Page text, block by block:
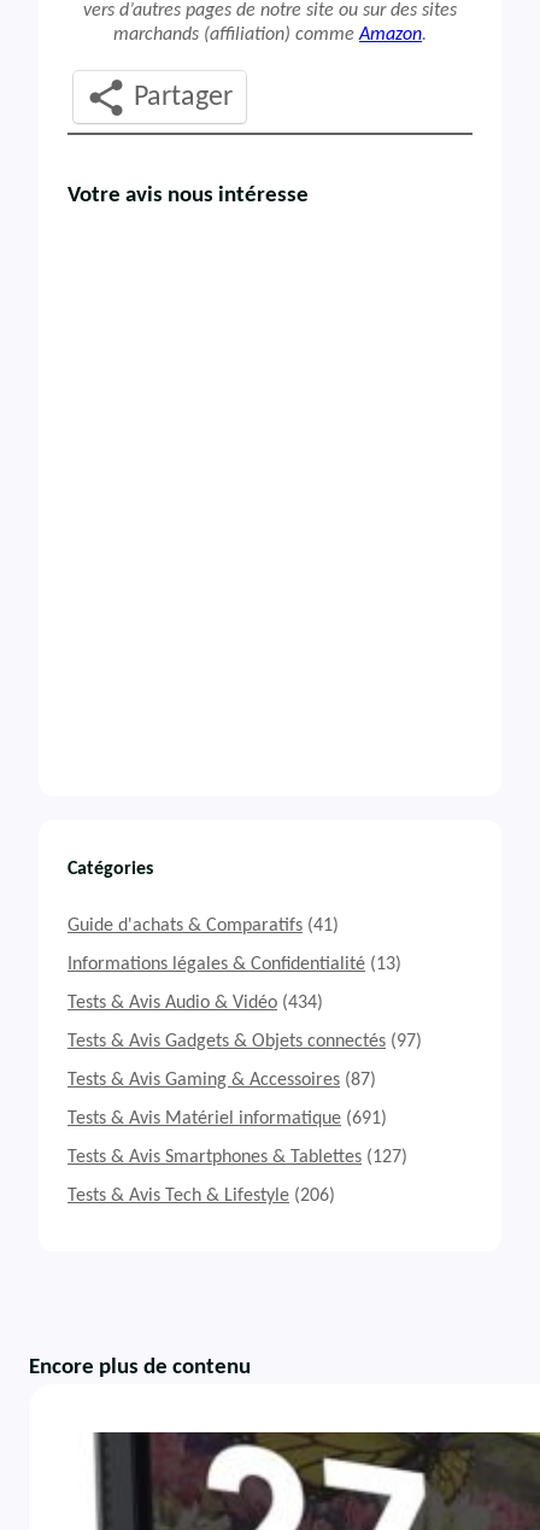
vers d’autres pages de notre site ou sur des sites
marchands (affiliation) commeAmazon.
Partager
Votre avis nous intéresse
Catégories
Guide d'achats & Comparatifs (41)
Informations légales & Confidentialité (13)
Tests & Avis Audio & Vidéo (434)
Tests & Avis Gadgets & Objets connectés (97)
Tests & Avis Gaming & Accessoires (87)
Tests & Avis Matériel informatique (691)
Tests & Avis Smartphones & Tablettes (127)
Tests & Avis Tech & Lifestyle (206)
Encore plus de contenu